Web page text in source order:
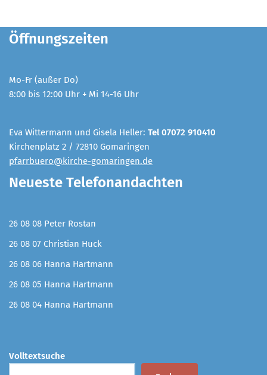
Öffnungszeiten
Mo-Fr (außer Do)
8:00 bis 12:00 Uhr + Mi 14-16 Uhr
Eva Wittermann und Gisela Heller: Tel 07072 910410
Kirchenplatz 2 / 72810 Gomaringen
pfarrbuero@kirche-gomaringen.de
Neueste Telefonandachten
26 08 08 Peter Rostan
26 08 07 Christian Huck
26 08 06 Hanna Hartmann
26 08 05 Hanna Hartmann
26 08 04 Hanna Hartmann
Volltextsuche